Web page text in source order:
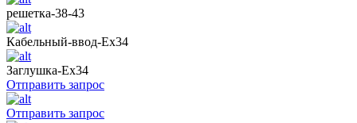
решетка-38-43
Кабельный-ввод-Ех34
Заглушка-Ех34
Отправить запрос
Отправить запрос